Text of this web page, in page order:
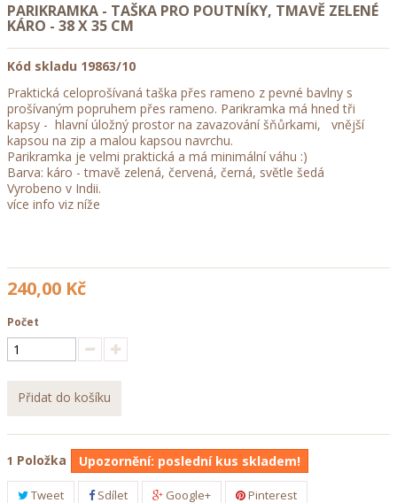
PARIKRAMKA - TAŠKA PRO POUTNÍKY, TMAVĚ ZELENÉ
KÁRO - 38 X 35 CM
Kód skladu 19863/10
Praktická celoprošívaná taška přes rameno z pevné bavlny s
prošívaným popruhem přes rameno. Parikramka má hned tři
kapsy - hlavní úložný prostor na zavazování šňůrkami, vnější
kapsou na zip a malou kapsou navrchu.
Parikramka je velmi praktická a má minimální váhu :)
Barva: káro - tmavě zelená, červená, černá, světle šedá
Vyrobeno v Indii.
více info viz níže
240,00 Kč
Počet
Přidat do košíku
1 Položka Upozornění: poslední kus skladem!
Tweet Sdílet Google+ Pinterest